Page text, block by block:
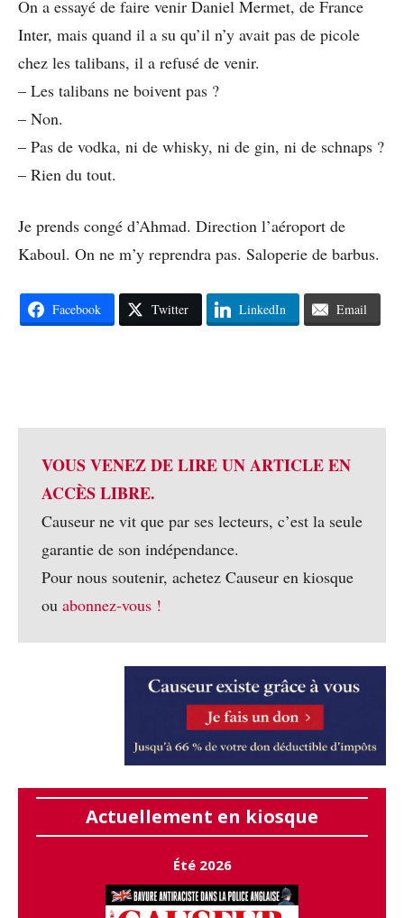
On a essayé de faire venir Daniel Mermet, de France
Inter, mais quand il a su qu’il n’y avait pas de picole
chez les talibans, il a refusé de venir.
– Les talibans ne boivent pas ?
– Non.
– Pas de vodka, ni de whisky, ni de gin, ni de schnaps ?
– Rien du tout.
Je prends congé d’Ahmad. Direction l’aéroport de
Kaboul. On ne m’y reprendra pas. Saloperie de barbus.
Facebook Twitter LinkedIn Email
VOUS VENEZ DE LIRE UN ARTICLE EN
ACCÈS LIBRE.
Causeur ne vit que par ses lecteurs, c’est la seule
garantie de son indépendance.
Pour nous soutenir, achetez Causeur en kiosque
ou abonnez-vous !
Actuellement en kiosque
Été 2026